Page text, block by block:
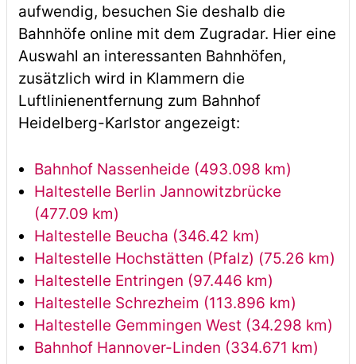
aufwendig, besuchen Sie deshalb die
Bahnhöfe online mit dem Zugradar. Hier eine
Auswahl an interessanten Bahnhöfen,
zusätzlich wird in Klammern die
Luftlinienentfernung zum Bahnhof
Heidelberg-Karlstor angezeigt:
Bahnhof Nassenheide (493.098 km)
Haltestelle Berlin Jannowitzbrücke
(477.09 km)
Haltestelle Beucha (346.42 km)
Haltestelle Hochstätten (Pfalz) (75.26 km)
Haltestelle Entringen (97.446 km)
Haltestelle Schrezheim (113.896 km)
Haltestelle Gemmingen West (34.298 km)
Bahnhof Hannover-Linden (334.671 km)